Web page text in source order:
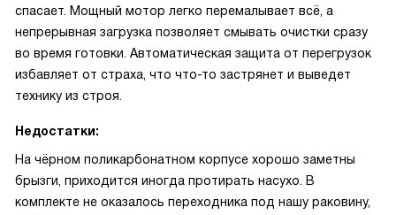
спасает. Мощный мотор легко перемалывает всё, а
непрерывная загрузка позволяет смывать очистки сразу
во время готовки. Автоматическая защита от перегрузок
избавляет от страха, что что-то застрянет и выведет
технику из строя.
Недостатки:
На чёрном поликарбонатном корпусе хорошо заметны
брызги, приходится иногда протирать насухо. В
комплекте не оказалось переходника под нашу раковину,